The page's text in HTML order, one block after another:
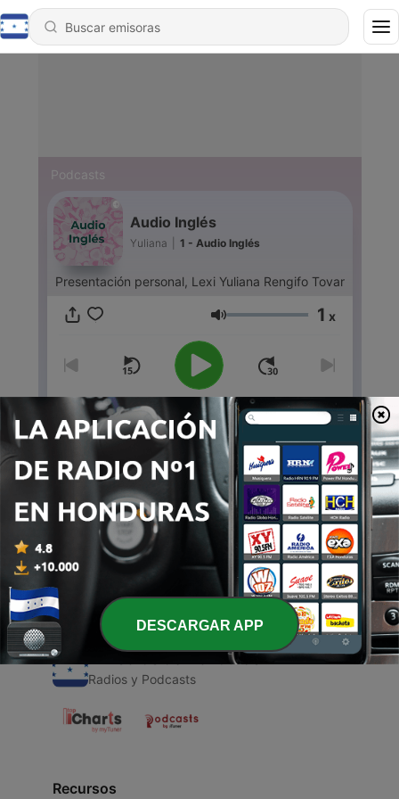
Podcasts
Audio Inglés
Yuliana 1 - Audio Inglés
Presentación personal, Lexi Yuliana Rengifo Tovar
Volumen 1 x
00:00 00:00
Episodios
- Audio Inglés
06 dic. 2020
Emisoras de Honduras
Radios y Podcasts
Recursos
DESCARGAR APP